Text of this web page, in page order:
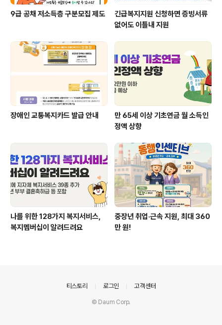
9급 공채 저소득층 구분모집 제도
긴급복지지원 신청하면 증빙서류
없어도 이틀내 지원
장애인 교통복지카드 발급 안내
만 65세 이상 기초연금 월 소득인
정액 상향
나를 위한 128가지 복지서비스,
복지멤버십이 알려드려요
중장년 취업·근속 지원, 최대 360
만 원!
티스토리 로그인 고객센터
© Daum Corp.